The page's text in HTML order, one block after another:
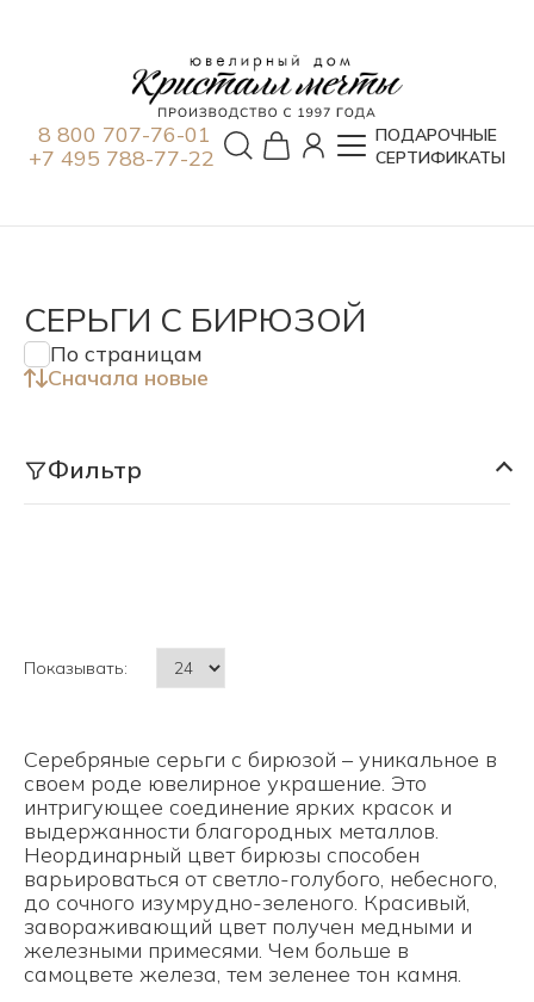
8 800 707-76-01
+7 495 788-77-22
ПОДАРОЧНЫЕ
СЕРТИФИКАТЫ
СЕРЬГИ С БИРЮЗОЙ
По страницам
Сначала новые
Фильтр
Показывать:
Серебряные серьги с бирюзой – уникальное в
своем роде ювелирное украшение. Это
интригующее соединение ярких красок и
выдержанности благородных металлов.
Неординарный цвет бирюзы способен
варьироваться от светло-голубого, небесного,
до сочного изумрудно-зеленого. Красивый,
завораживающий цвет получен медными и
железными примесями. Чем больше в
самоцвете железа, тем зеленее тон камня.